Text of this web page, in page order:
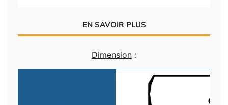
EN SAVOIR PLUS
Dimension :